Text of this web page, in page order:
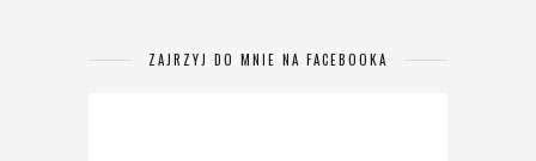
ZAJRZYJ DO MNIE NA FACEBOOKA